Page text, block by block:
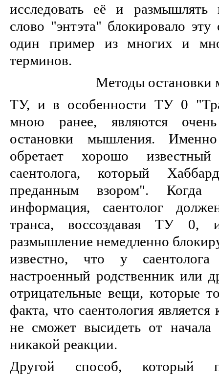
исследовать её и размышлять
слово "энтэта" блокировало
один пример из многих и
терминов.
Методы остановки
ТУ, и в особенности ТУ 0
мною ранее, являются
остановки мышления.
обретает хорошо
саентолога, который
преданным взором". Когда
информация, саентолог
транса, воссоздавая ТУ 0,
размышление немедленно
известно, что у саентолога
настроенный родственник или
отрицательные вещи, которые
факта, что саентология является
не сможет высидеть от
никакой реакции.
Другой способ, который